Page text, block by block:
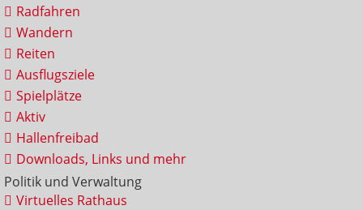
Radfahren
Wandern
Reiten
Ausflugsziele
Spielplätze
Aktiv
Hallenfreibad
Downloads, Links und mehr
Politik und Verwaltung
Virtuelles Rathaus